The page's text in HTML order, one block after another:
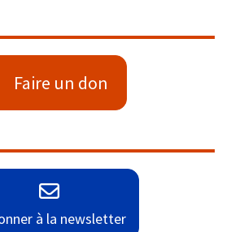
Faire un don
à la newsletter